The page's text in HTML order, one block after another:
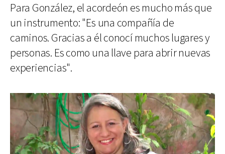
Para González, el acordeón es mucho más que
un instrumento: "Es una compañía de
caminos. Gracias a él conocí muchos lugares y
personas. Es como una llave para abrir nuevas
experiencias".